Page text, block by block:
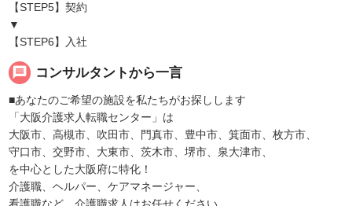
【STEP5】契約
▼
【STEP6】入社
message コンサルタントから一言
■あなたのご希望の施設を私たちがお探しします
「大阪介護求人転職センター」は
大阪市、高槻市、吹田市、門真市、豊中市、箕面市、枚方市、
守口市、交野市、大東市、茨木市、堺市、泉大津市、
を中心とした大阪府に特化！
介護職、ヘルパー、ケアマネージャー、